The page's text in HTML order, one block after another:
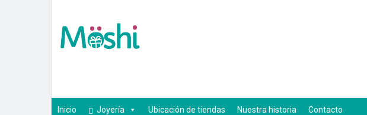
Inicio Joyería Ubicación de tiendas Nuestra historia Contacto